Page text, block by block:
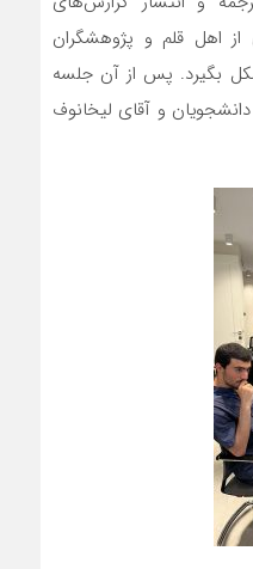
اهل قلم و پژوهشگران
بگیرد. پس از آن جلسه
و آقای لیخانوف